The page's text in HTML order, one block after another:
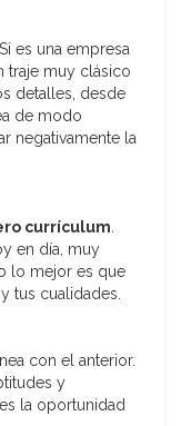
es una empresa
traje muy clásico
detalles, desde
de modo
negativamente la
currículum.
en día, muy
lo mejor es que
tus cualidades.
con el anterior.
y
la oportunidad